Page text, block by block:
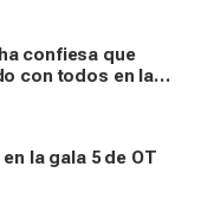
confiesa que
con todos en la
la gala 5 de OT